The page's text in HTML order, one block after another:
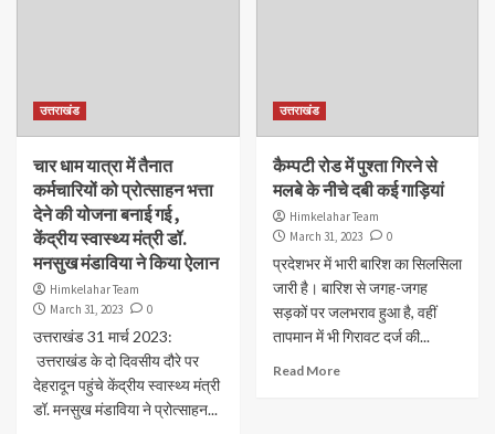
उत्तराखंड
चार धाम यात्रा में तैनात
कर्मचारियों को प्रोत्साहन भत्ता
देने की योजना बनाई गई ,
केंद्रीय स्वास्थ्य मंत्री डॉ.
मनसुख मंडाविया ने किया ऐलान
Himkelahar Team
March 31, 2023
0
उत्तराखंड 31 मार्च 2023:
उत्तराखंड के दो दिवसीय दौरे पर
देहरादून पहुंचे केंद्रीय स्वास्थ्य मंत्री
डॉ. मनसुख मंडाविया ने प्रोत्साहन...
उत्तराखंड
कैम्पटी रोड में पुश्ता गिरने से
मलबे के नीचे दबी कई गाड़ियां
Himkelahar Team
March 31, 2023
0
प्रदेशभर में भारी बारिश का सिलसिला
जारी है। बारिश से जगह-जगह
सड़कों पर जलभराव हुआ है, वहीं
तापमान में भी गिरावट दर्ज की...
Read More